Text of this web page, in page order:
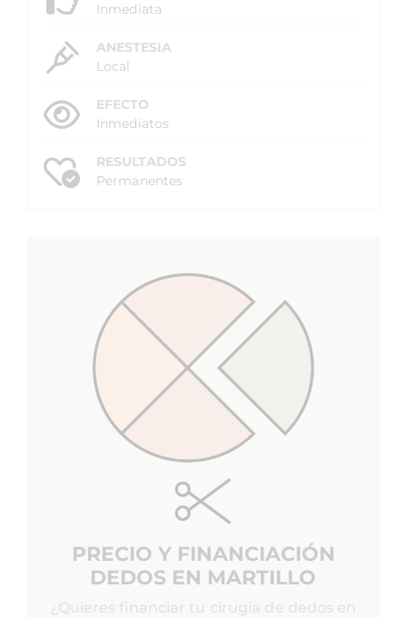
Inmediata
ANESTESIA
Local
EFECTO
Inmediatos
RESULTADOS
Permanentes
PRECIO Y FINANCIACIÓN
DEDOS EN MARTILLO
¿Quieres financiar tu cirugía de dedos en